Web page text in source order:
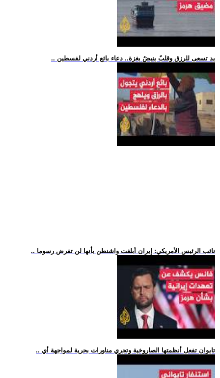
.. يد تسعى للرزق وقلبٌ ينبضُ بغزة.. دعاء بائع أردني لفسطين
.. نائب الرئيس الأمريكي: إيران أبلغت واشنطن بأنها لن تفرض رسوما
.. تايوان تفعل أنظمتها الصاروخية وتجري مناورات بحرية لمواجهة أي